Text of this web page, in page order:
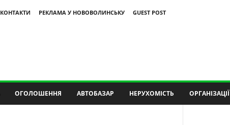
КОНТАКТИ РЕКЛАМА У НОВОВОЛИНСЬКУ
GUEST POST
ОГОЛОШЕННЯ АВТОБАЗАР НЕРУХОМІСТЬ ОРГАНІЗАЦІЇ